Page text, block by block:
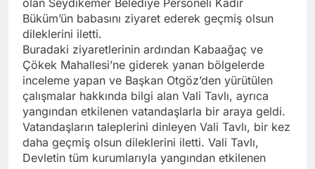
Büküm’ün babasını ziyaret ederek geçmiş olsun
dileklerini iletti.
Buradaki ziyaretlerinin ardından Kabaağaç ve
Çökek Mahallesi’ne giderek yanan bölgelerde
inceleme yapan ve Başkan Otgöz’den yürütülen
çalışmalar hakkında bilgi alan Vali Tavlı, ayrıca
yangından etkilenen vatandaşlarla bir araya geldi.
Vatandaşların taleplerini dinleyen Vali Tavlı, bir kez
daha geçmiş olsun dileklerini iletti. Vali Tavlı,
Devletin tüm kurumlarıyla yangından etkilenen